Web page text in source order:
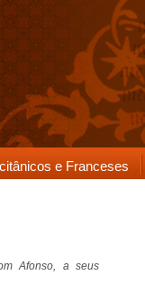
e Franceses
Afonso, a seus